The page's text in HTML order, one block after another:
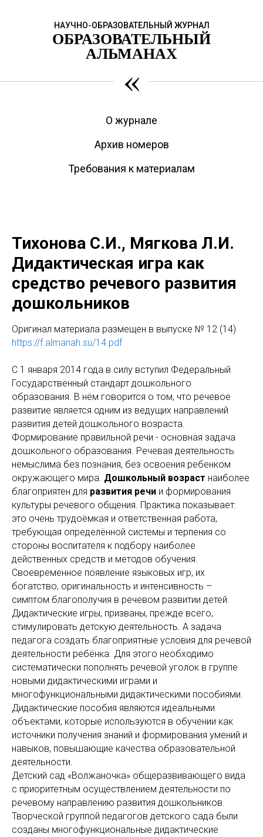
НАУЧНО-ОБРАЗОВАТЕЛЬНЫЙ ЖУРНАЛ
ОБРАЗОВАТЕЛЬНЫЙ
АЛЬМАНАХ
«
О журнале
Архив номеров
Требования к материалам
Тихонова С.И., Мягкова Л.И.
Дидактическая игра как
средство речевого развития
дошкольников
Оригинaл материала размещен в выпуске № 12 (14)
https://f.almanah.su/14.pdf
С 1 января 2014 года в силу вступил Федеральный
Государственный стандарт дошкольного
образования. В нём говорится о том, что речевое
развитие является одним из ведущих направлений
развития детей дошкольного возраста.
Формирование правильной речи - основная задача
дошкольного образования. Речевая деятельность
немыслима без познания, без освоения ребенком
окружающего мира. Дошкольный возраст наиболее
благоприятен для развития речи и формирования
культуры речевого общения. Практика показывает:
это очень трудоёмкая и ответственная работа,
требующая определённой системы и терпения со
стороны воспитателя к подбору наиболее
действенных средств и методов обучения.
Своевременное появление языковых игр, их
богатство, оригинальность и интенсивность –
симптом благополучия в речевом развитии детей.
Дидактические игры, призваны, прежде всего,
стимулировать детскую деятельность. А задача
педагога создать благоприятные условия для речевой
деятельности ребёнка. Для этого необходимо
систематически пополнять речевой уголок в группе
новыми дидактическими играми и
многофункциональными дидактическими пособиями.
Дидактические пособия являются идеальными
объектами, которые используются в обучении как
источники получения знаний и формирования умений и
навыков, повышающие качества образовательной
деятельности.
Детский сад «Волжаночка» общеразвивающего вида
с приоритетным осуществлением деятельности по
речевому направлению развития дошкольников.
Творческой группой педагогов детского сада были
созданы многофункциональные дидактические